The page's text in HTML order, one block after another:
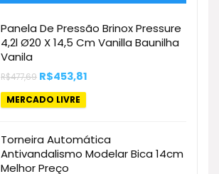
Panela De Pressão Brinox Pressure
4,2l Ø20 X 14,5 Cm Vanilla Baunilha
Vanila
R$477,69 O
original
era:
R$453,81
MERCADO LIVRE
Torneira Automática
Antivandalismo Modelar Bica 14cm
Melhor Preço